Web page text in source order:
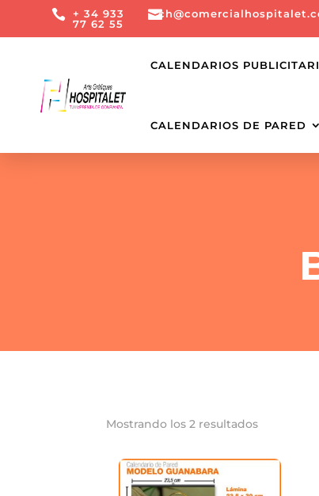
 + 34 933
77 62 55

CALENDARIOS
CALENDARIOS DE PARED
Mostrando los 2 resultados